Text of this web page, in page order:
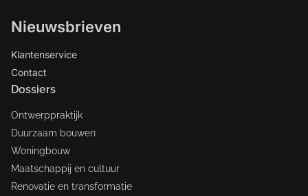
Nieuwsbrieven
Klantenservice
Contact
Dossiers
Ontwerppraktijk
Duurzaam bouwen
Woningbouw
Maatschappij en cultuur
Renovatie en transformatie